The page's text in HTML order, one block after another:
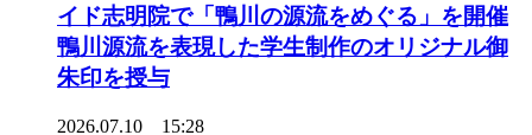
イド志明院で「鴨川の源流をめぐる」を開催
鴨川源流を表現した学生制作のオリジナル御
朱印を授与
2026.07.10 15:28